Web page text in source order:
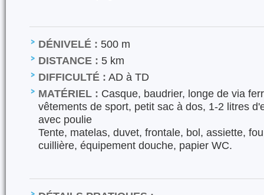
DÉNIVELÉ : 500 m
DISTANCE : 5 km
DIFFICULTÉ : AD à TD
MATÉRIEL : Casque, baudrier, longe de via
vêtements de sport, petit sac à dos, 1-2 litres
avec poulie
Tente, matelas, duvet, frontale, bol, assiette,
cuillière, équipement douche, papier WC.